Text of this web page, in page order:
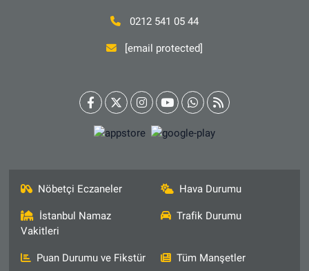
0212 541 05 44
[email protected]
Nöbetçi Eczaneler Hava Durumu
İstanbul Namaz
Vakitleri
Trafik Durumu
Puan Durumu ve Fikstür Tüm Manşetler